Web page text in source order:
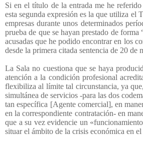
Si en el título de la entrada me he
esta segunda expresión es la que utiliza el
empresas durante unos determinados
prueba de que se hayan prestado de
acusadas que he podido encontrar en los
desde la primera citada sentencia de 20 de
La Sala no cuestiona que se haya
atención a la condición profesional
flexibiliza al límite tal circunstancia, ya
simultánea de servicios -para las dos
tan específica [Agente comercial], en
en la correspondiente contratación- en
que a su vez evidencie un
situar el ámbito de la crisis económica en